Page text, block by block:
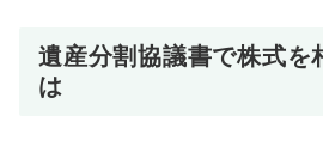
遺産分割協議書で株式を
は